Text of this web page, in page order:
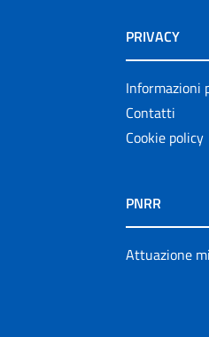
PRIVACY
Informazioni
Contatti
Cookie policy
PNRR
Attuazione